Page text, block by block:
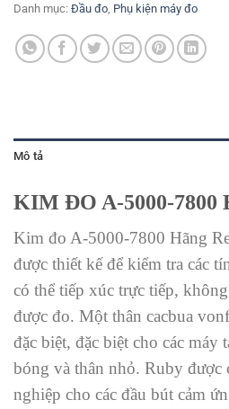
Danh mục: Đầu đo Phụ kiện máy đo
Mô tả
KIM ĐO A-5000-7800
Kim đo A-5000-7800 Hãng
được thiết kế để kiểm tra các
có thể tiếp xúc trực tiếp,
được đo. Một thân cacbua
đặc biệt, đặc biệt cho các
bóng và thân nhỏ. Ruby được
nghiệp cho các đầu bút cảm